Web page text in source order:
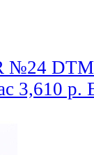
№24
3,610 р.